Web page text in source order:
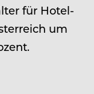
für Hotel-
um